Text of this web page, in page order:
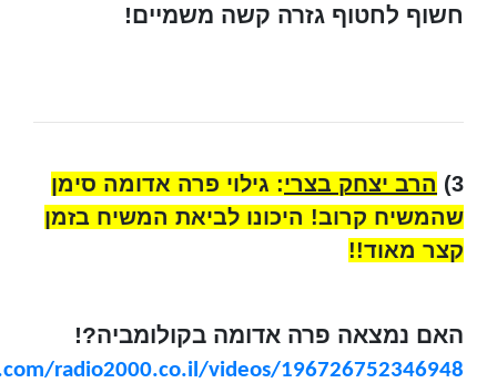
חשוף לחטוף גזרה קשה משמיים!
3) הרב יצחק בצרי: גילוי פרה אדומה סימן
שהמשיח קרוב! היכונו לביאת המשיח בזמן
קצר מאוד!!
האם נמצאה פרה אדומה בקולומביה?!
radio2000.co.il/videos/196726752346948